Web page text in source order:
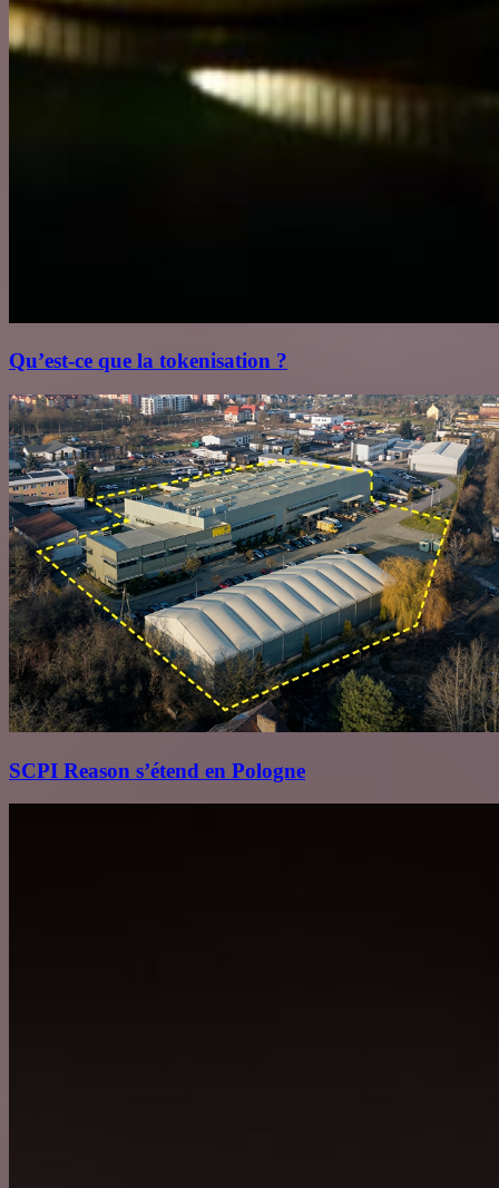
Qu’est‑ce que la tokenisation ?
SCPI Reason s’étend en Pologne